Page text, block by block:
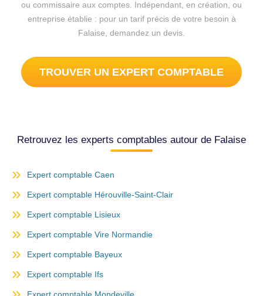
ou commissaire aux comptes. Indépendant, en création, ou
entreprise établie : pour un tarif précis de votre besoin à
Falaise, demandez un devis.
TROUVER UN EXPERT COMPTABLE
Retrouvez les experts comptables autour de Falaise
Expert comptable Caen
Expert comptable Hérouville-Saint-Clair
Expert comptable Lisieux
Expert comptable Vire Normandie
Expert comptable Bayeux
Expert comptable Ifs